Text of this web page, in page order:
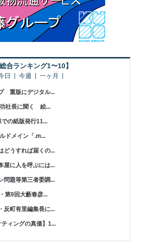
総合ランキング1〜10】
日 今週 一ヶ月
重版にデジタル...
社長に聞く 絵...
の紙版発行11...
ドメイン「.m...
どうすれば届くの...
屋に人を呼ぶには...
題等第三者委調...
第9回大藪春彦...
反町有里編集長に...
ティングの真価】1...